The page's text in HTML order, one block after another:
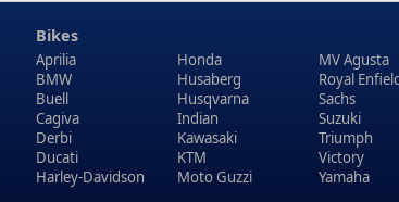
Bikes
Aprilia
BMW
Buell
Cagiva
Derbi
Ducati
Harley-Davidson
Honda
Husaberg
Husqvarna
Indian
Kawasaki
KTM
Moto Guzzi
MV Agusta
Royal
Sachs
Suzuki
Triumph
Victory
Yamaha